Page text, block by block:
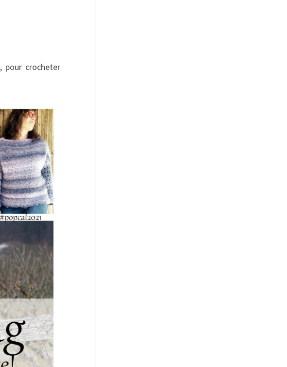
, pour crocheter